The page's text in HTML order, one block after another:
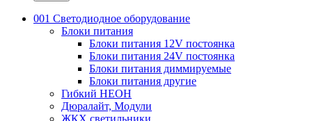
001 Светодиодное оборудование
Блоки питания
Блоки питания 12V постоянка
Блоки питания 24V постоянка
Блоки питания диммируемые
Блоки питания другие
Гибкий НЕОН
Дюралайт, Модули
ЖКХ светильники